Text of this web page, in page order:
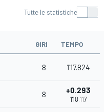
Tutte le statistiche
GIRI TEMPO
8 1'17.824
8 +0.293
1'18.117